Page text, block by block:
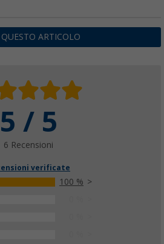
ARTICOLO
5 / 5
6 Recensioni
verificate
100 %